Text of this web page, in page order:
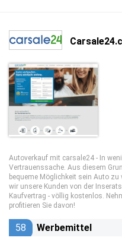
Autoverkauf mit carsale24 - In
Vertrauenssache. Aus diesem
bequeme Möglichkeit sein Auto
wir unsere Kunden von der
Kaufvertrag - völlig kostenlos.
profitieren Sie davon!
58 Werbemittel